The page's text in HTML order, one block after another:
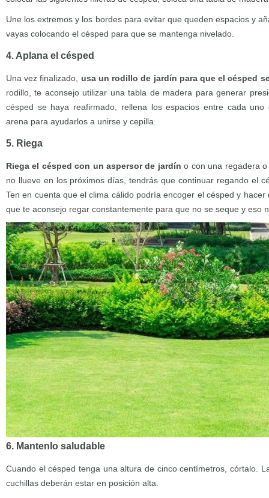
Une los extremos y los bordes para evitar que queden espacios y
vayas colocando el césped para que se mantenga nivelado.
4. Aplana el césped
Una vez finalizado, usa un rodillo de jardín para que el césped
rodillo, te aconsejo utilizar una tabla de madera para generar
césped se haya reafirmado, rellena los espacios entre cada
arena para ayudarlos a unirse y cepilla.
5. Riega
Riega el césped con un aspersor de jardín o con una regadera
no llueve en los próximos días, tendrás que continuar regando el
Ten en cuenta que el clima cálido podría encoger el césped y
que te aconsejo regar constantemente para que no se seque y eso
6. Mantenlo saludable
Cuando el césped tenga una altura de cinco centímetros, córtalo.
cuchillas deberán estar en posición alta.